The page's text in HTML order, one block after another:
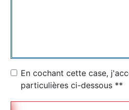
En cochant cette case,
particulières ci-dessous **